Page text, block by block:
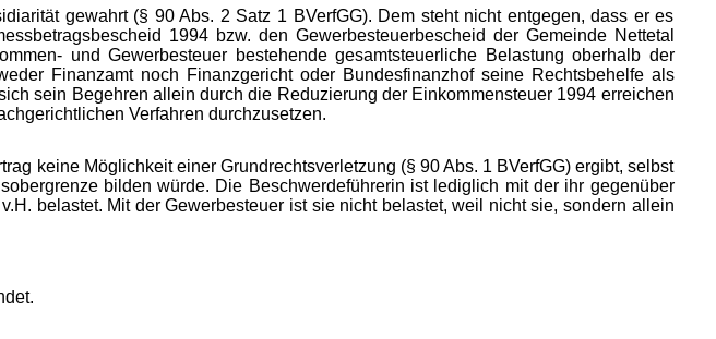
gewahrt (§ 90 Abs. 2 Satz 1 BVerfGG). Dem steht nicht entgegen, dass er es
1994 bzw. den Gewerbesteuerbescheid der Gemeinde Nettetal
und Gewerbesteuer bestehende gesamtsteuerliche Belastung oberhalb der
Finanzamt noch Finanzgericht oder Bundesfinanzhof seine Rechtsbehelfe als
sein Begehren allein durch die Reduzierung der Einkommensteuer 1994 erreichen
Verfahren durchzusetzen.
keine Möglichkeit einer Grundrechtsverletzung (§ 90 Abs. 1 BVerfGG) ergibt, selbst
bilden würde. Die Beschwerdeführerin ist lediglich mit der ihr gegenüber
belastet. Mit der Gewerbesteuer ist sie nicht belastet, weil nicht sie, sondern allein